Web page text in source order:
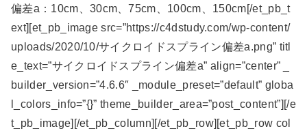
偏差a：10cm、30cm、75cm、100cm、150cm[/et_pb_t
ext][et_pb_image src=”https://c4dstudy.com/wp-content/
uploads/2020/10/サイクロイドスプライン偏差a.png” titl
e_text=”サイクロイドスプライン偏差a” align=”center” _
builder_version=”4.6.6″ _module_preset=”default” globa
l_colors_info=”{}” theme_builder_area=”post_content”][/e
t_pb_image][/et_pb_column][/et_pb_row][et_pb_row col